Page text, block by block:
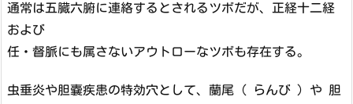
通常は五臓六腑に連絡するとされるツボだが、正経十二経
および
任・督脈にも属さないアウトローなツボも存在する。
虫垂炎や胆嚢疾患の特効穴として、蘭尾（ らんび ）や 胆